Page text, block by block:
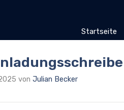
Startseite
von Julian Becker